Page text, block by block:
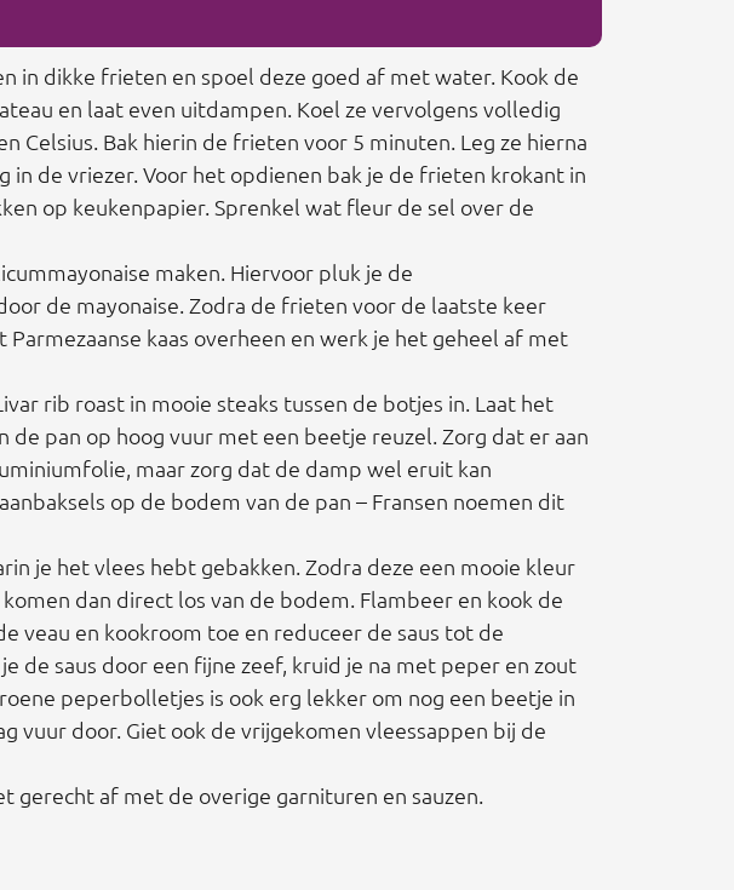
in dikke frieten en spoel deze goed af met water. Kook de
en laat even uitdampen. Koel ze vervolgens volledig
Celsius. Bak hierin de frieten voor 5 minuten. Leg ze hierna
de vriezer. Voor het opdienen bak je de frieten krokant in
op keukenpapier. Sprenkel wat fleur de sel over de
maken. Hiervoor pluk je de
de mayonaise. Zodra de frieten voor de laatste keer
kaas overheen en werk je het geheel af met
rib roast in mooie steaks tussen de botjes in. Laat het
pan op hoog vuur met een beetje reuzel. Zorg dat er aan
maar zorg dat de damp wel eruit kan
op de bodem van de pan – Fransen noemen dit
je het vlees hebt gebakken. Zodra deze een mooie kleur
dan direct los van de bodem. Flambeer en kook de
veau en kookroom toe en reduceer de saus tot de
de saus door een fijne zeef, kruid je na met peper en zout
peperbolletjes is ook erg lekker om nog een beetje in
vuur door. Giet ook de vrijgekomen vleessappen bij de
gerecht af met de overige garnituren en sauzen.